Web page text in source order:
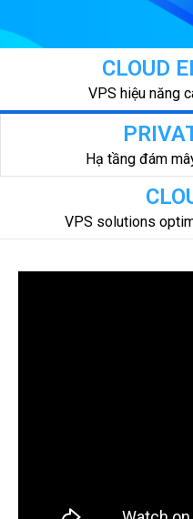
CLOUD
VPS hiệu năng
Hạ tầng đám
VPS solutions